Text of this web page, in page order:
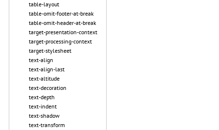
table-layout
table-omit-footer-at-break
table-omit-header-at-break
target-presentation-context
target-processing-context
target-stylesheet
text-align
text-align-last
text-altitude
text-decoration
text-depth
text-indent
text-shadow
text-transform